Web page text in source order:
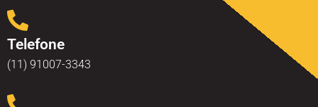
Telefone
(11) 91007-3343